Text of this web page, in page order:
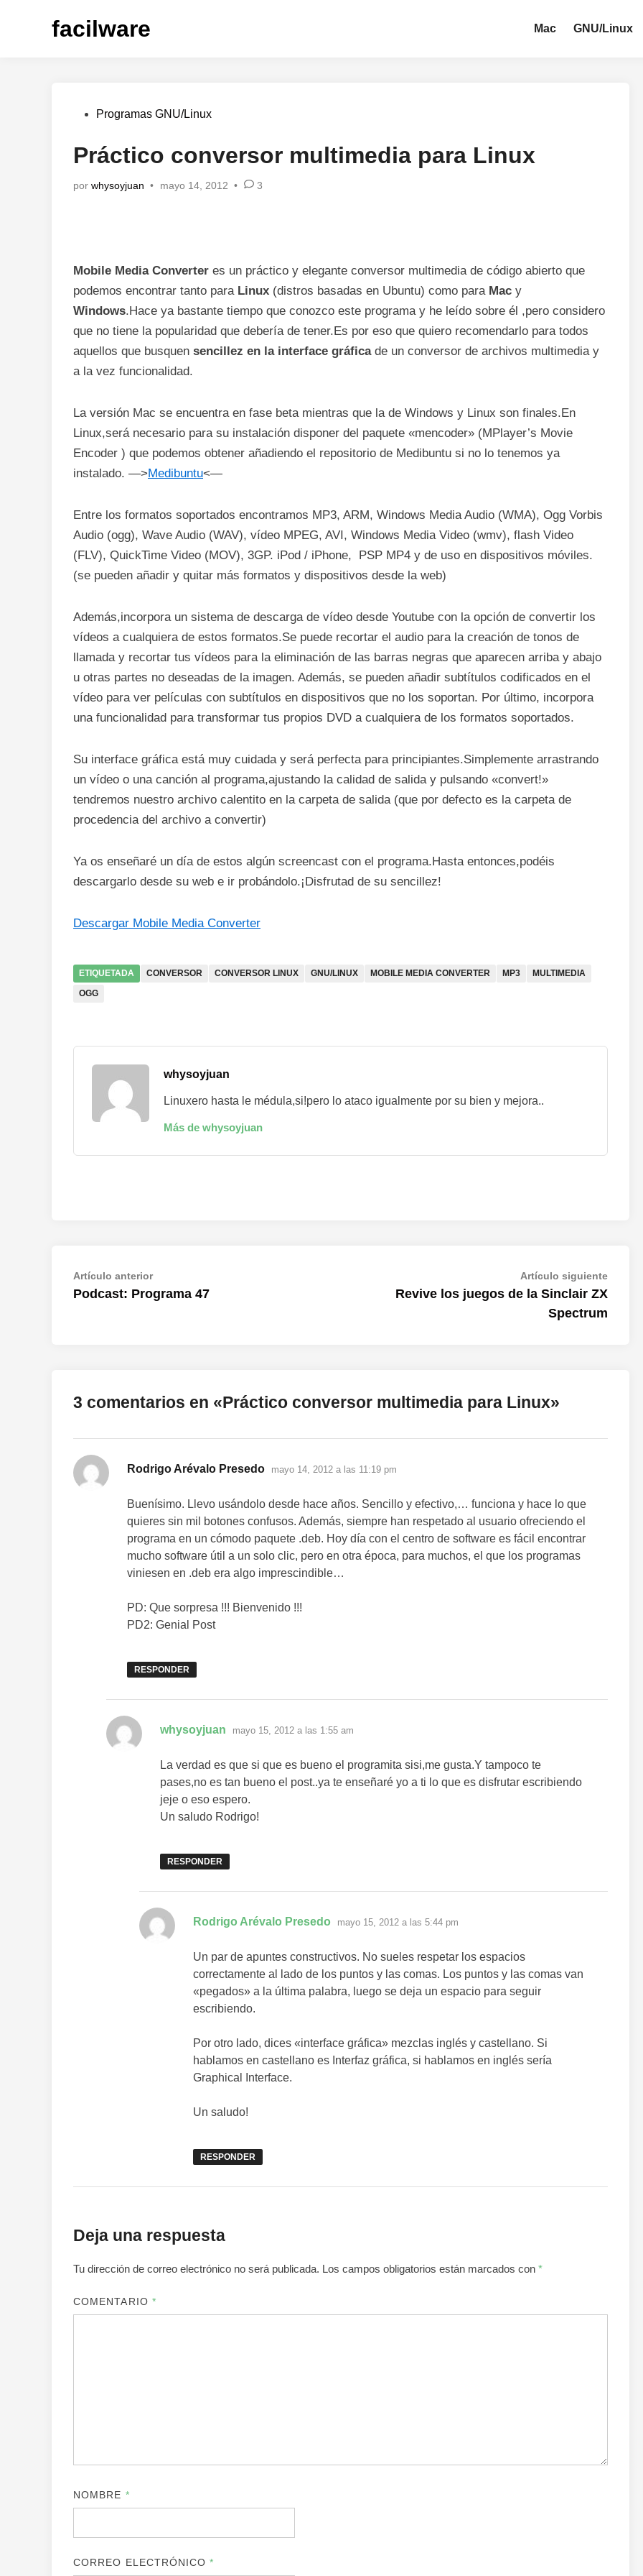
facilware Mac GNU/Linux
Publicado
Programas GNU/Linux
Práctico conversor multimedia para Linux
por whysoyjuan • mayo 14, 2012 • 3
Mobile Media Converter es un práctico y elegante conversor multimedia de código abierto que
podemos encontrar tanto para Linux (distros basadas en Ubuntu) como para Mac y
Windows.Hace ya bastante tiempo que conozco este programa y he leído sobre él ,pero considero
que no tiene la popularidad que debería de tener.Es por eso que quiero recomendarlo para todos
aquellos que busquen sencillez en la interface gráficade un conversor de archivos multimedia y
a la vez funcionalidad.
La versión Mac se encuentra en fase beta mientras que la de Windows y Linux son finales.En
Linux,será necesario para su instalación disponer del paquete «mencoder» (MPlayer’s Movie
Encoder ) que podemos obtener añadiendo el repositorio de Medibuntu si no lo tenemos ya
instalado. —>Medibuntu<—
Entre los formatos soportados encontramos MP3, ARM, Windows Media Audio (WMA), Ogg Vorbis
Audio (ogg), Wave Audio (WAV), vídeo MPEG, AVI, Windows Media Video (wmv), flash Video
(FLV), QuickTime Video (MOV), 3GP. iPod / iPhone, PSP MP4 y de uso en dispositivos móviles.
(se pueden añadir y quitar más formatos y dispositivos desde la web)
Además,incorpora un sistema de descarga de vídeo desde Youtube con la opción de convertir los
vídeos a cualquiera de estos formatos.Se puede recortar el audio para la creación de tonos de
llamada y recortar tus vídeos para la eliminación de las barras negras que aparecen arriba y abajo
u otras partes no deseadas de la imagen. Además, se pueden añadir subtítulos codificados en el
vídeo para ver películas con subtítulos en dispositivos que no los soportan. Por último, incorpora
una funcionalidad para transformar tus propios DVD a cualquiera de los formatos soportados.
Su interface gráfica está muy cuidada y será perfecta para principiantes.Simplemente arrastrando
un vídeo o una canción al programa,ajustando la calidad de salida y pulsando «convert!»
tendremos nuestro archivo calentito en la carpeta de salida (que por defecto es la carpeta de
procedencia del archivo a convertir)
Ya os enseñaré un día de estos algún screencast con el programa.Hasta entonces,podéis
descargarlo desde su web e ir probándolo.¡Disfrutad de su sencillez!
Descargar Mobile Media Converter
ETIQUETADA CONVERSOR CONVERSOR LINUX GNU/LINUX MOBILE MEDIA CONVERTER MP3
MULTIMEDIA
OGG
whysoyjuan
Linuxero hasta le médula,si!pero lo ataco igualmente por su bien y mejora..
Más de whysoyjuan
Navegación
de
Artículo anteriorArtículo
anterior:
Podcast: Programa 47
Artículo siguiente
Revive los juegos de la Sinclair ZX
Spectrum
3 comentarios en «Práctico conversor multimedia para Linux»
Rodrigo Arévalo Presedo dice:
mayo 14, 2012 a las 11:19 pm
Buenísimo. Llevo usándolo desde hace años. Sencillo y efectivo,… funciona y hace lo que
quieres sin mil botones confusos. Además, siempre han respetado al usuario ofreciendo el
programa en un cómodo paquete .deb. Hoy día con el centro de software es fácil encontrar
mucho software útil a un solo clic, pero en otra época, para muchos, el que los programas
viniesen en .deb era algo imprescindible…
PD: Que sorpresa !!! Bienvenido !!!
PD2: Genial Post
RESPONDER
whysoyjuan dice:
mayo 15, 2012 a las 1:55 am
La verdad es que si que es bueno el programita sisi,me gusta.Y tampoco te
pases,no es tan bueno el post..ya te enseñaré yo a ti lo que es disfrutar escribiendo
jeje o eso espero.
Un saludo Rodrigo!
RESPONDER
Rodrigo Arévalo Presedo dice:
mayo 15, 2012 a las 5:44 pm
Un par de apuntes constructivos. No sueles respetar los espacios
correctamente al lado de los puntos y las comas. Los puntos y las comas van
«pegados» a la última palabra, luego se deja un espacio para seguir
escribiendo.
Por otro lado, dices «interface gráfica» mezclas inglés y castellano. Si
hablamos en castellano es Interfaz gráfica, si hablamos en inglés sería
Graphical Interface.
Un saludo!
RESPONDER
Deja una respuesta
Tu dirección de correo electrónico no será publicada. Los campos obligatorios están marcados con *
COMENTARIO *
NOMBRE *
CORREO ELECTRÓNICO*